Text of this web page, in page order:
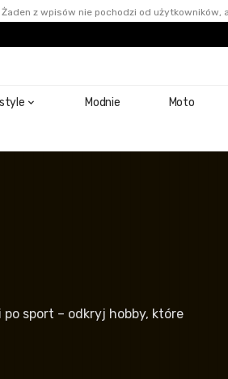
z wpisów nie pochodzi od użytkowników,
Modnie Moto
sport – odkryj hobby, które